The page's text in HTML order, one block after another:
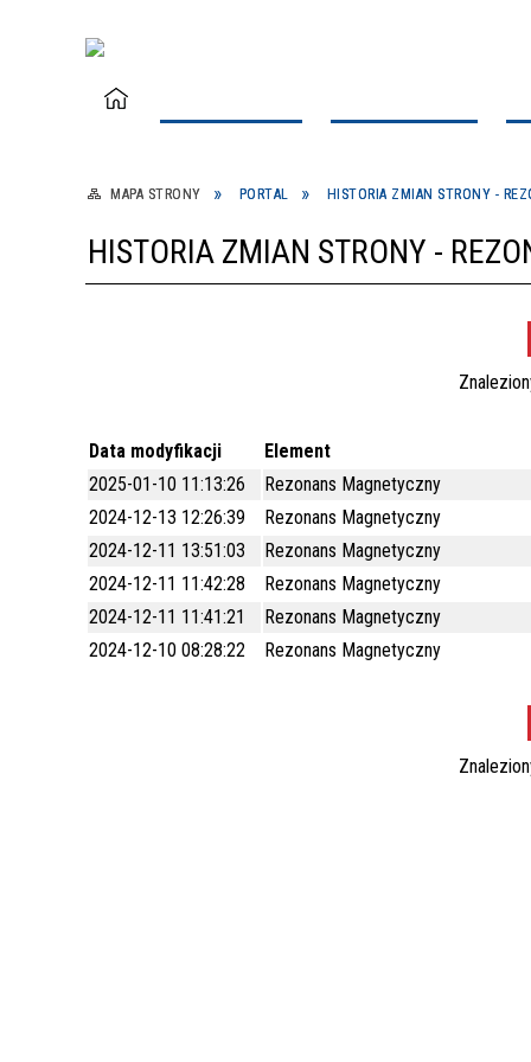
Terapii
Oddział Chorób Wewnętrznych z
Pododdziałem Diabetologicznym
Dział
Oddział Neurologiczny z
Pododdziałem Udarowym
Dział Ratownictwa Medycznego Dział
Oddział Urologiczny Blok
Poradnia Chirurgii Ogólnej
Dorosłych
Poradnia Laktacyjna
Poradnia Neonatologiczna
Poradnia Otolaryngologiczna
MAPA STRONY PORTAL HISTORIA ZMIAN STRONY -
HISTORIA ZMIAN STRONY -
Data modyfikacji Element
2025-01-10 11:13:26
Rezonans Magnetyczny
2024-12-13 12:26:39
Rezonans Magnetyczny
2024-12-11 13:51:03
Rezonans Magnetyczny
2024-12-11 11:42:28
Rezonans Magnetyczny
2024-12-11 11:41:21
Rezonans Magnetyczny
2024-12-10 08:28:22
Rezonans Magnetyczny